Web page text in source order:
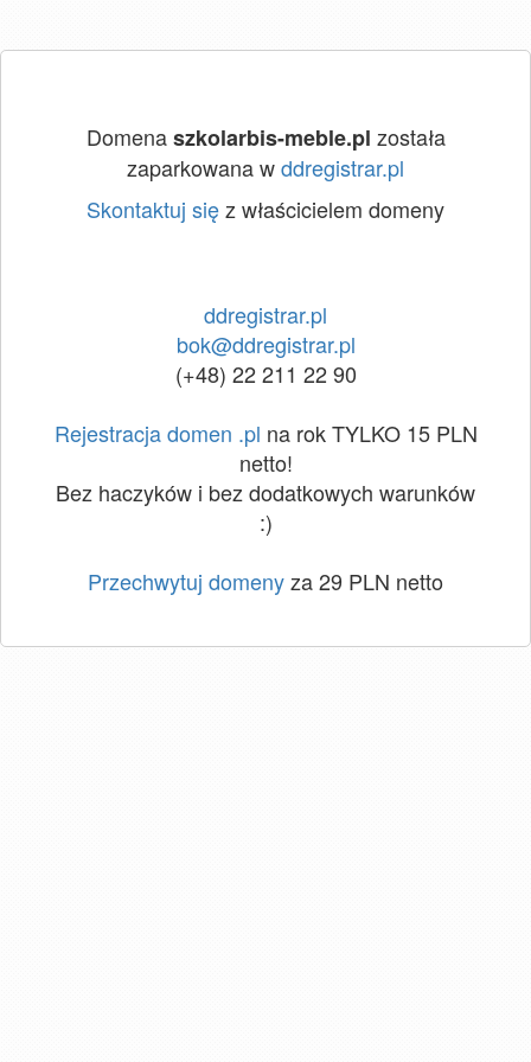
Domenaszkolarbis-meble.pl została
zaparkowana wddregistrar.pl
Skontaktuj sięz właścicielem domeny
ddregistrar.pl
bok@ddregistrar.pl
(+48) 22 211 22 90
Rejestracja domen .pl na rok TYLKO 15 PLN
netto!
Bez haczyków i bez dodatkowych warunków
:)
Przechwytuj domenyza 29 PLN netto